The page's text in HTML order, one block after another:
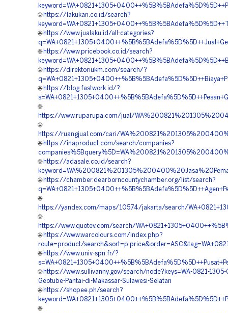
🌐 https://lakukan.co.id/search?
🌐 https://www.jualaku.id/all-categories?
🌐 https://www.pricebook.co.id/search?
🌐 https://direktoriukm.com/search/?
🌐 https://blog.fastwork.id/?
🌐
https://www.ruparupa.com/jual/
🌐
https://ruangjual.com/cari/
🌐 https://inaproduct.com/search/companies?
🌐 https://adasale.co.id/search?
🌐 https://chamber.dearborncountychamber.org/list/search?
🌐
https://yandex.com/maps/10574/jakarta/search/
🌐
https://www.quotev.com/search/
🌐 https://www.warcolours.com/index.php?
route=product/
🌐 https://www.univ-spn.fr/?
🌐 https://www.sullivanny.gov/search/node?keys=WA-0821-
Geotube-Pantai-di-Makassar-Sulawesi-Selatan
🌐 https://shopee.ph/search?
🌐